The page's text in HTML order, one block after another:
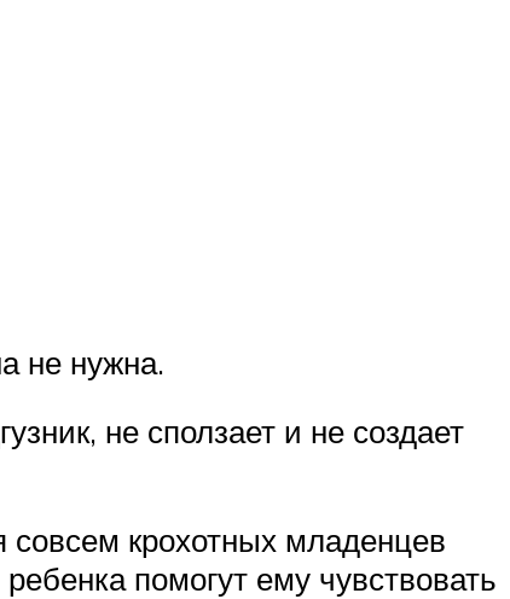
не нужна.
не сползает и не создает
совсем крохотных младенцев
помогут ему чувствовать